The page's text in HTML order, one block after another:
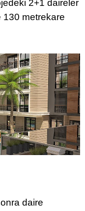
2+1 daireler
130 metrekare
daire